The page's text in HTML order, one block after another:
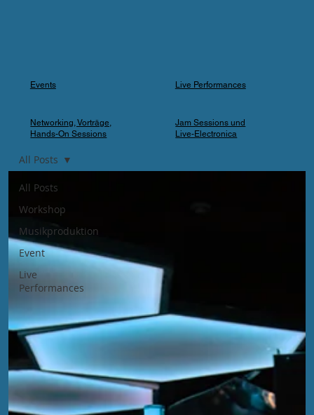
All Posts
Workshop
Musikproduktion
Event
Live
Performances
All Posts
Events
Networking, Vorträge,
Hands-On Sessions
Live Performances
Jam Sessions und
Live-Electronica